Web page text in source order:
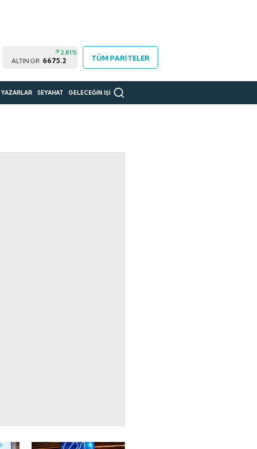
ALTIN GR 6675.2
2.81%
TÜM PARİTELER
YAZARLAR SEYAHAT GELECEĞİN İŞİ